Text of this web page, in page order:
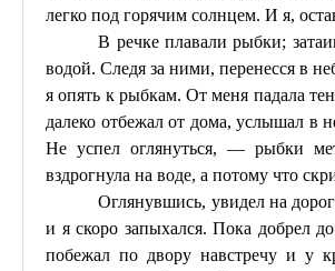
легко под горячим солнцем. И я,
В речке плавали рыбки;
водой. Следя за ними, перенесся в
я опять к рыбкам. От меня падала
далеко отбежал от дома, услышал в
Не успел оглянуться, — рыбки
вздрогнула на воде, а потому что
Оглянувшись, увидел на
и я скоро запыхался. Пока добрел
побежал по двору навстречу и у